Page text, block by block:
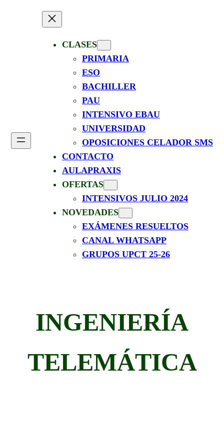
CLASES
PRIMARIA
ESO
BACHILLER
PAU
INTENSIVO EBAU
UNIVERSIDAD
OPOSICIONES CELADOR SMS
CONTACTO
AULAPRAXIS
OFERTAS
INTENSIVOS JULIO 2024
NOVEDADES
EXÁMENES RESUELTOS
CANAL WHATSAPP
GRUPOS UPCT 25-26
INGENIERÍA
TELEMÁTICA